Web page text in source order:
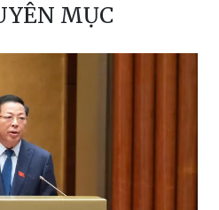
MỤC